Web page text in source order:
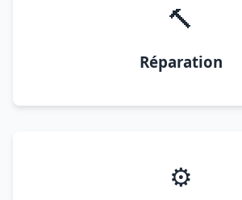
🔨
Réparation
⚙️